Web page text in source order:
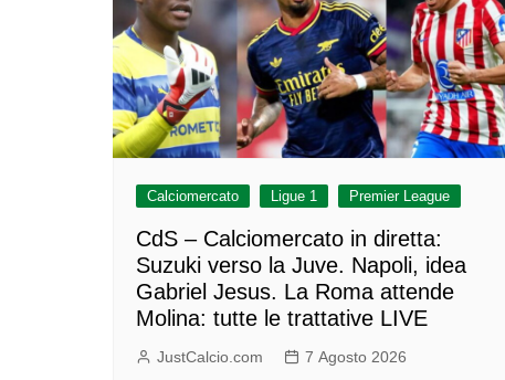
Calciomercato Ligue 1 Premier League
CdS – Calciomercato in diretta:
Suzuki verso la Juve. Napoli, idea
Gabriel Jesus. La Roma attende
Molina: tutte le trattative LIVE
JustCalcio.com 7 Agosto 2026